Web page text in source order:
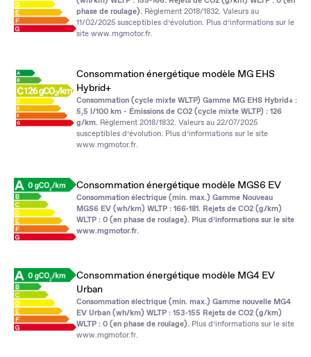
phase de roulage). Règlement 2018/1832. Valeurs au
11/02/2025 susceptibles d’évolution. Plus d’informations sur le
site www.mgmotor.fr.
Consommation énergétique modèle MG EHS
Hybrid+
Consommation (cycle mixte WLTP) Gamme MG EHS Hybrid+ :
5,5 l/100 km - Émissions de CO2 (cycle mixte WLTP) : 126
g/km. Règlement 2018/1832. Valeurs au 22/07/2025
susceptibles d’évolution. Plus d’informations sur le site
www.mgmotor.fr.
Consommation énergétique modèle MGS6 EV
Consommation électrique (min. max.) Gamme Nouveau
MGS6 EV (wh/km) WLTP : 166‑181. Rejets de CO2 (g/km)
WLTP : 0 (en phase de roulage). Plus d’informations sur le site
www.mgmotor.fr.
Consommation énergétique modèle MG4 EV
Urban
Consommation électrique (min. max.) Gamme nouvelle MG4
EV Urban (wh/km) WLTP : 153‑155 Rejets de CO2 (g/km)
WLTP : 0 (en phase de roulage). Plus d’informations sur le site
www.mgmotor.fr.